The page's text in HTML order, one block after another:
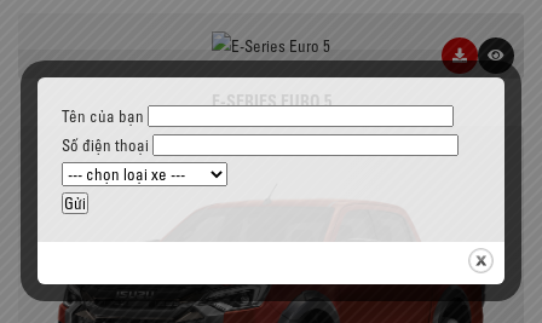
E-SERIES EURO 5
Tên của bạn
Số điện thoại